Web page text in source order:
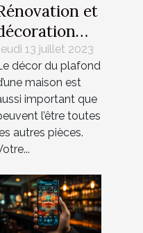
et
votre
:
sont les
à
?
13 juillet 2023
décor du plafond
maison est
important que
l’être toutes
autres pièces.